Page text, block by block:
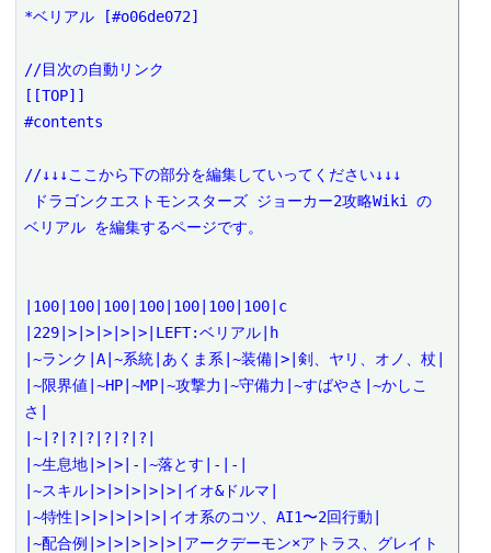
*ベリアル [#o06de072]
//目次の自動リンク
[[TOP]]
#contents
//↓↓↓ここから下の部分を編集していってください↓↓↓
ベリアル を編集するページです。
|100|100|100|100|100|100|100|c
|229|>|>|>|>|>|LEFT:ベリアル|h
|~ランク|A|~系統|あくま系|~装備|>|剣、ヤリ、オノ、杖|
|~限界値|~HP|~MP|~攻撃力|~守備力|~すばやさ|~かしこ
さ|
|~|?|?|?|?|?|?|
|~生息地|>|>|-|~落とす|-|-|
|~スキル|>|>|>|>|>|イオ&ドルマ|
|~特性|>|>|>|>|>|イオ系のコツ、AI1〜2回行動|
|~配合例|>|>|>|>|>|アークデーモン×アトラス、グレイト